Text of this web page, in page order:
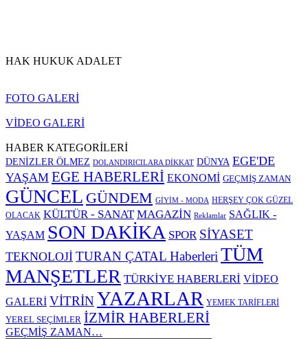
HAK HUKUK ADALET
FOTO GALERİ
VİDEO GALERİ
HABER KATEGORİLERİ
DENİZLER ÖLMEZ DOLANDIRICILARA DİKKAT DÜNYA EGE'DE
YAŞAM EGE HABERLERİ EKONOMİ GEÇMİŞ ZAMAN
GÜNCEL GÜNDEM GİYİM - MODA HERŞEY ÇOK GÜZEL
OLACAK KÜLTÜR - SANAT MAGAZİN Reklamlar SAĞLIK -
YAŞAM SON DAKİKA SPOR SİYASET
TEKNOLOJİ TURAN ÇATAL HaberleriTÜM
MANŞETLER TÜRKİYE HABERLERİ VİDEO
GALERİ VİTRİNYAZARLAR YEMEK TARİFLERİ
YEREL SEÇİMLER İZMİR HABERLERİ
GEÇMİŞ ZAMAN…